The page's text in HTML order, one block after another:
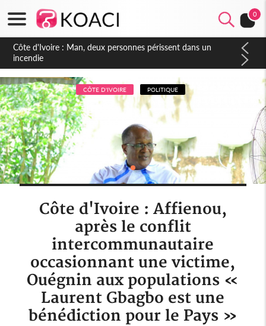
0
Côte d'Ivoire : Séileu, la célébration de la fête nationale
transformée en vaste campagne contre les produits
dépigmentants dangereux
CÔTE D'IVOIRE POLITIQUE
Côte d'Ivoire : Affienou,
après le conflit
intercommunautaire
occasionnant une victime,
Ouégnin aux populations «
Laurent Gbagbo est une
bénédiction pour le Pays »